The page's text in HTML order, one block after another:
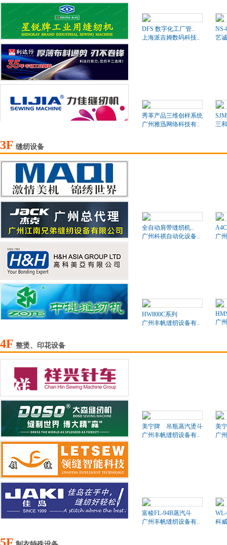
DFS 数字化工厂管..
上海派吉姆数码科技..
NS-
艺
秀革产品三维创样系统
广州雅迅网络科技有..
三
3F 缝纫设备
全自动肩带缝纫机..
广州科祺自动化设备..
广
HW800C系列
广州丰帆缝纫设备有..
广
4F 整烫、印花设备
美宁牌 吊瓶蒸汽烫斗
广州丰帆缝纫设备有..
美
广
富棱FL-94B蒸汽斗
广州丰帆缝纫设备有..
科